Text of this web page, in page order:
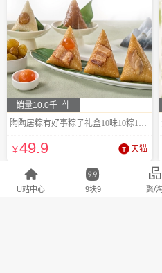
销量10.0千+件
陶陶居粽有好事粽子礼盒10味10粽1080g
¥49.9 天猫

U站中心

9块9

聚/